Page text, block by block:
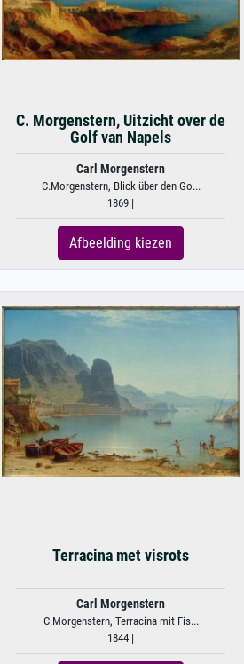
C. Morgenstern, Uitzicht over de
Golf van Napels
Carl Morgenstern
C.Morgenstern, Blick über den Go...
1869 |
Afbeelding kiezen
Terracina met visrots
Carl Morgenstern
C.Morgenstern, Terracina mit Fis...
1844 |